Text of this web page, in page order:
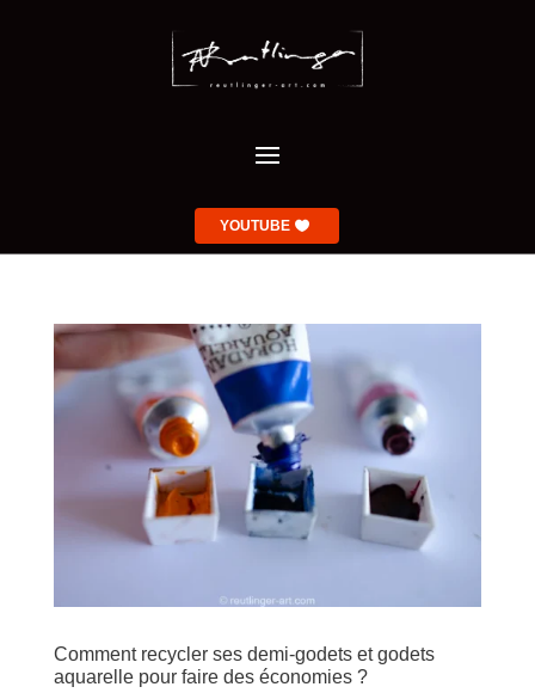
YOUTUBE
Comment recycler ses demi-godets et godets
aquarelle pour faire des économies ?